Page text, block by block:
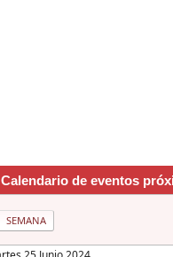
Calendario de eventos
SEMANA